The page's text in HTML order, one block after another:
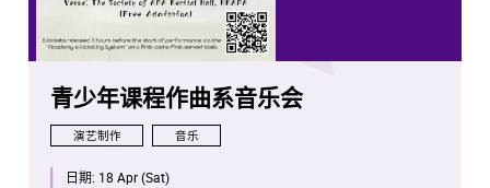
青少年课程作曲系音乐会
演艺制作 音乐
日期: 18 Apr (Sat)